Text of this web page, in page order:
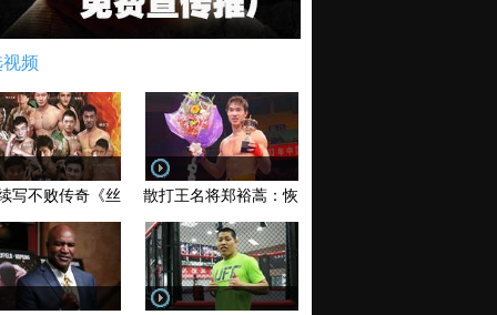
频
写不败传奇《丝路英雄》太原站全场视频
散打王名将郑裕蒿：恢复训练 有望回归擂台